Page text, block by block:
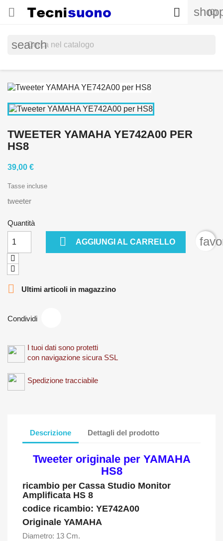
 (0)

search
TWEETER YAMAHA YE742A00 PER
HS8
39,00 €
Tasse incluse
tweeter
Quantità
 AGGIUNGI AL CARRELLO
 Ultimi articoli in magazzino
Condividi
I tuoi dati sono protetti
con navigazione sicura SSL
Spedizione tracciabile
Descrizione Dettagli del prodotto
Tweeter originale per YAMAHA
HS8
ricambio per Cassa Studio Monitor
Amplificata HS 8
codice ricambio: YE742A00
Originale YAMAHA
Diametro: 13 Cm.